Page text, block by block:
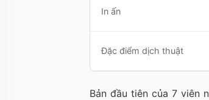
In ấn
Đặc điểm dịch thuật
Bản đầu tiên của 7 viên